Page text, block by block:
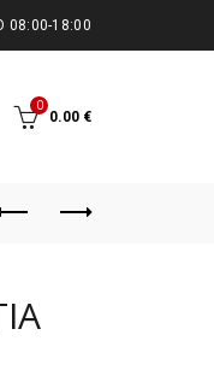
08:00-18:00
0
0.00 €